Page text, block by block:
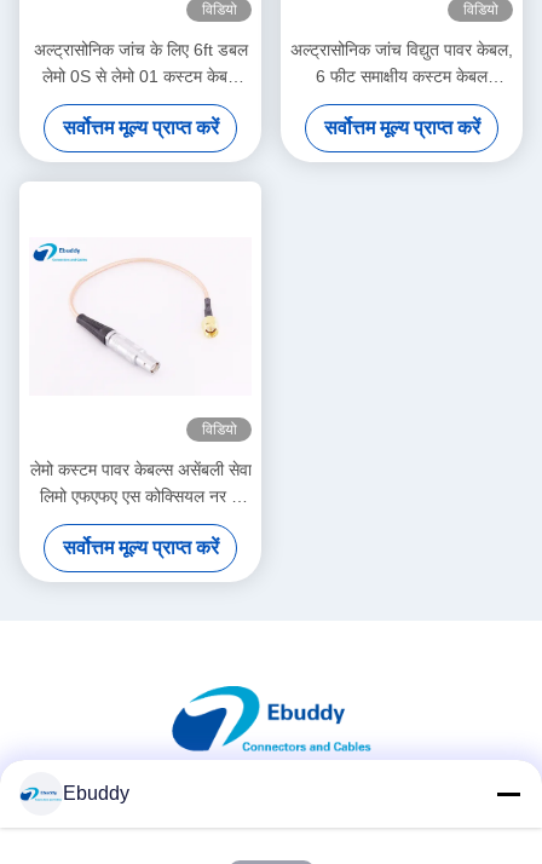
विडियो
अल्ट्रासोनिक जांच के लिए 6ft डबल
लेमो 0S से लेमो 01 कस्टम केबल
असेंबली
सर्वोत्तम मूल्य प्राप्त करें
विडियो
अल्ट्रासोनिक जांच विद्युत पावर केबल,
6 फीट समाक्षीय कस्टम केबल
विधानसभाओं
सर्वोत्तम मूल्य प्राप्त करें
विडियो
लेमो कस्टम पावर केबल्स असेंबली सेवा
लिमो एफएफए एस कोक्सियल नर से
एसएमए आरएफ केबल
सर्वोत्तम मूल्य प्राप्त करें
Ebuddy